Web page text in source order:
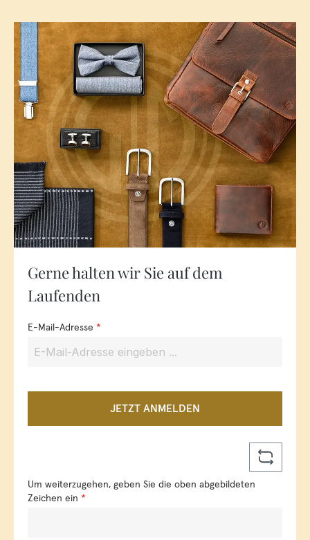
Gerne halten wir Sie auf dem
Laufenden
E-Mail-Adresse *
JETZT ANMELDEN
Um weiterzugehen, geben Sie die oben abgebildeten
Zeichen ein *